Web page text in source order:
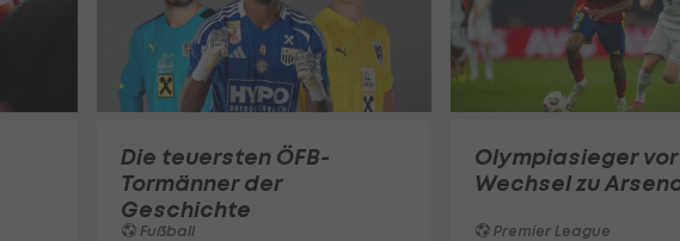
Die teuersten ÖFB-
Tormänner der
Geschichte
Fußball
Olympiasieger vor
Wechsel zu
Premier League